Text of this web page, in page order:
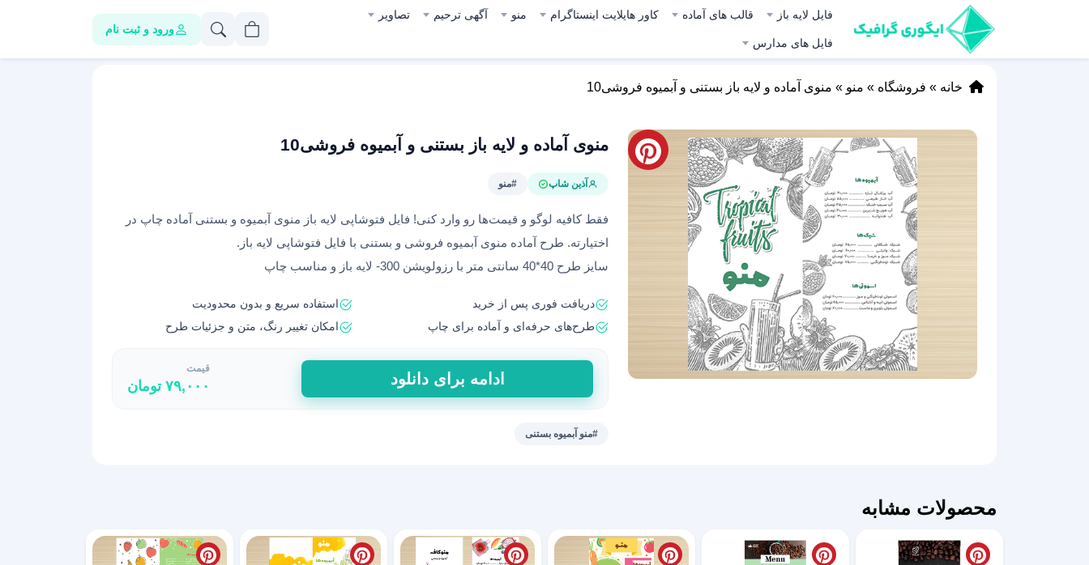
فایل لایه باز قالب های آماده کاور هایلایت اینستاگرام منو آگهی ترحیم تصاویر
فایل های مدارس
ورود و ثبت نام
خانه » فروشگاه » منو » منوی آماده و لایه باز بستنی و آبمیوه فروشی10
منوی آماده و لایه باز بستنی و آبمیوه فروشی10
آذین شاپ #منو
فقط کافیه لوگو و قیمت‌ها رو وارد کنی! فایل فتوشاپی لایه باز منوی آبمیوه و بستنی آماده چاپ در
اختیارته. طرح آماده منوی آبمیوه فروشی و بستنی با فایل فتوشاپی لایه باز.
سایز طرح 40*40 سانتی متر با رزولویشن 300- لایه باز و مناسب چاپ
دریافت فوری پس از خرید
استفاده سریع و بدون محدودیت
طرح‌های حرفه‌ای و آماده برای چاپ
امکان تغییر رنگ، متن و جزئیات طرح
منوی
آماده
و
لایه
عدد
ادامه برای دانلود
قیمت
۷۹,۰۰۰ تومان
#منو آبمیوه بستنی
محصولات مشابه